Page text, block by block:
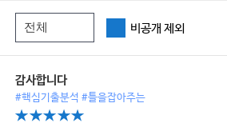
비공개 제외
감사합니다
#핵심기출분석 #틀을잡아주는